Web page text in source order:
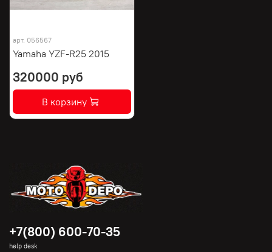
арт. 056567
Yamaha YZF-R25 2015
320000 руб
В корзину
+7(800) 600-70-35
help desk